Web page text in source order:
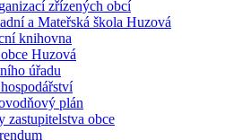
zřízených obcí
a Mateřská škola Huzová
knihovna
Huzová
úřadu
plán
zastupitelstva obce